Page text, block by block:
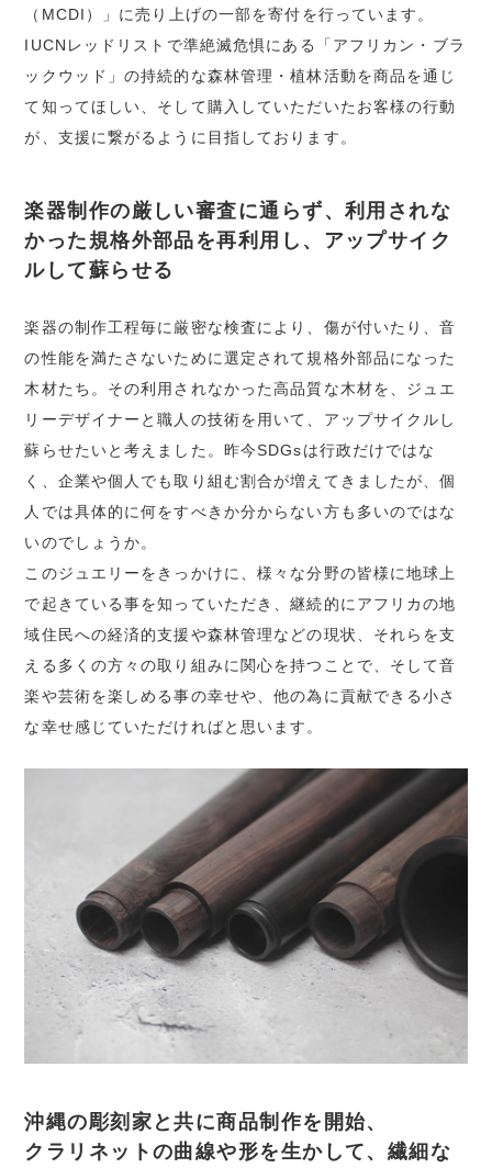
（MCDI）」に売り上げの一部を寄付を行っています。
IUCNレッドリストで準絶滅危惧にある「アフリカン・ブラ
ックウッド」の持続的な森林管理・植林活動を商品を通じ
て知ってほしい、そして購入していただいたお客様の行動
が、支援に繋がるように目指しております。
楽器制作の厳しい審査に通らず、利用されな
かった規格外部品を再利用し、アップサイク
ルして蘇らせる
楽器の制作工程毎に厳密な検査により、傷が付いたり、音
の性能を満たさないために選定されて規格外部品になった
木材たち。その利用されなかった高品質な木材を、ジュエ
リーデザイナーと職人の技術を用いて、アップサイクルし
蘇らせたいと考えました。昨今SDGsは行政だけではな
く、企業や個人でも取り組む割合が増えてきましたが、個
人では具体的に何をすべきか分からない方も多いのではな
いのでしょうか。
このジュエリーをきっかけに、様々な分野の皆様に地球上
で起きている事を知っていただき、継続的にアフリカの地
域住民への経済的支援や森林管理などの現状、それらを支
える多くの方々の取り組みに関心を持つことで、そして音
楽や芸術を楽しめる事の幸せや、他の為に貢献できる小さ
な幸せ感じていただければと思います。
沖縄の彫刻家と共に商品制作を開始、
クラリネットの曲線や形を生かして、繊細な